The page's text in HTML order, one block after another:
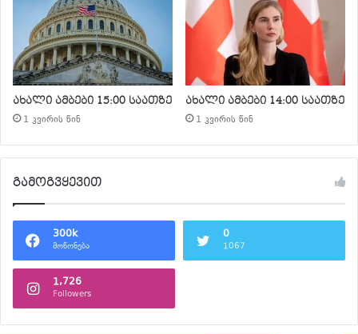
ახალი ამბები 15:00 საათზე
1 კვირის წინ
ახალი ამბები 14:00 საათზე
1 კვირის წინ
გამოგვყევით
300k
მოწონება
0
1067
1,726
Followers